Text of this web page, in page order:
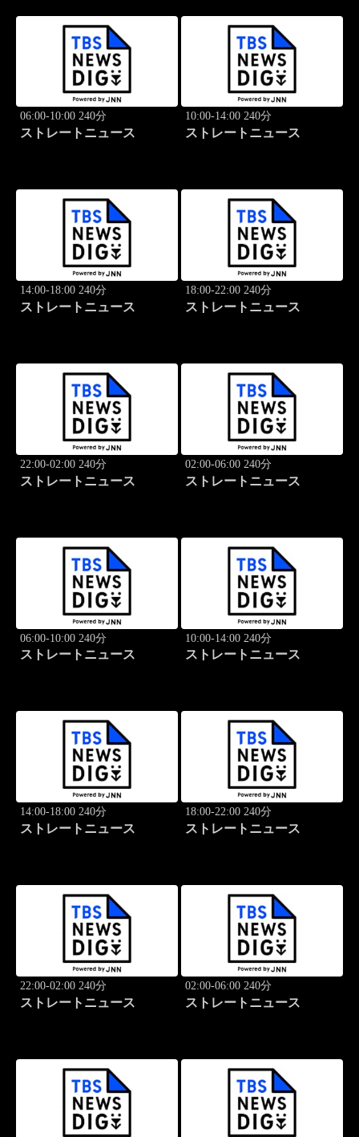
06:00-10:00 240分
ストレートニュース
10:00-14:00 240分
ストレートニュース
14:00-18:00 240分
ストレートニュース
18:00-22:00 240分
ストレートニュース
22:00-02:00 240分
ストレートニュース
02:00-06:00 240分
ストレートニュース
06:00-10:00 240分
ストレートニュース
10:00-14:00 240分
ストレートニュース
14:00-18:00 240分
ストレートニュース
18:00-22:00 240分
ストレートニュース
22:00-02:00 240分
ストレートニュース
02:00-06:00 240分
ストレートニュース